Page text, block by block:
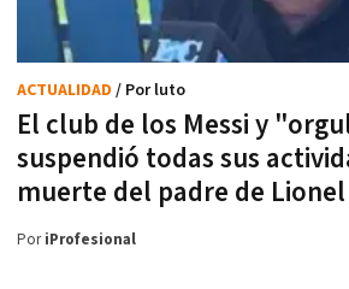
El club de los Messi y
suspendió todas sus
muerte del padre de Lionel
ACTUALIDAD / Por luto
PoriProfesional